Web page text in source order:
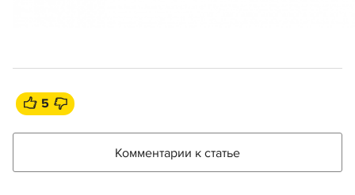
5
Комментарии к статье